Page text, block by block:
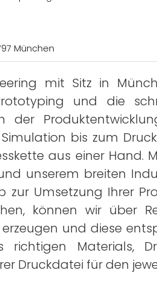
München
mit Sitz in
und die
der
bis zum
aus einer Hand.
unserem breiten
zur Umsetzung Ihrer
können wir über
und diese
richtigen Materials,
Druckdatei für den